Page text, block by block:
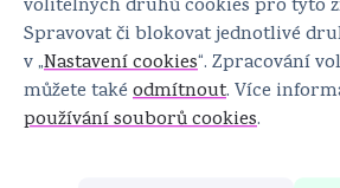
Klub a zpravodaj
Skvělé bonusy a prémiový obsah
volitelných druhů cookies pro tyto
Spravovat či blokovat jednotlivé
v „Nastavení cookies“. Zpracování
můžete také odmítnout. Více
používání souborů cookies.